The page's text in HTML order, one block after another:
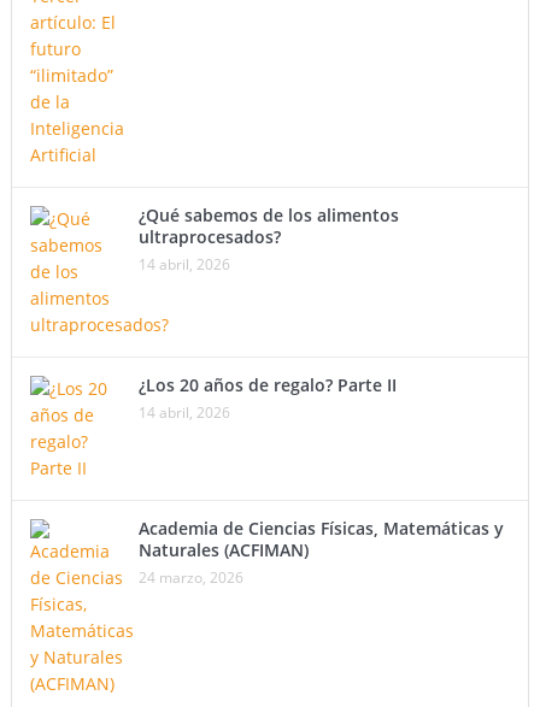
¿Qué sabemos de los alimentos
ultraprocesados?
14 abril, 2026
¿Los 20 años de regalo? Parte II
14 abril, 2026
Academia de Ciencias Físicas, Matemáticas y
Naturales (ACFIMAN)
24 marzo, 2026